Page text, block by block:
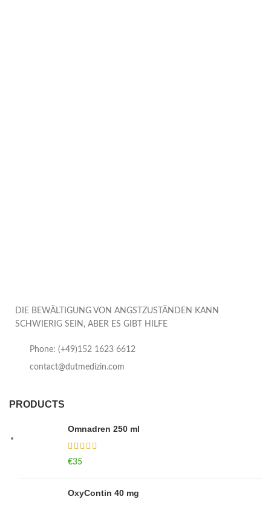
DIE BEWÄLTIGUNG VON ANGSTZUSTÄNDEN KANN
SCHWIERIG SEIN, ABER ES GIBT HILFE
Phone: (+49)152 1623 6612
contact@dutmedizin.com
PRODUCTS
Omnadren 250 ml
€35
OxyContin 40 mg